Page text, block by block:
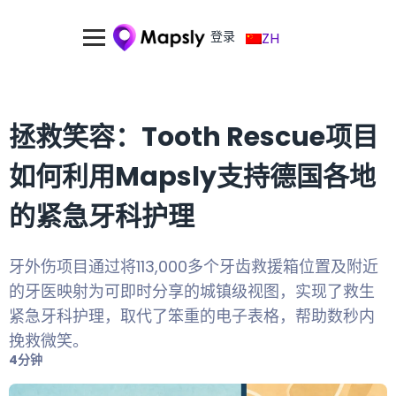
登录 ZH
拯救笑容：Tooth Rescue项目
如何利用Mapsly支持德国各地
的紧急牙科护理
牙外伤项目通过将113,000多个牙齿救援箱位置及附近
的牙医映射为可即时分享的城镇级视图，实现了救生
紧急牙科护理，取代了笨重的电子表格，帮助数秒内
挽救微笑。
4分钟